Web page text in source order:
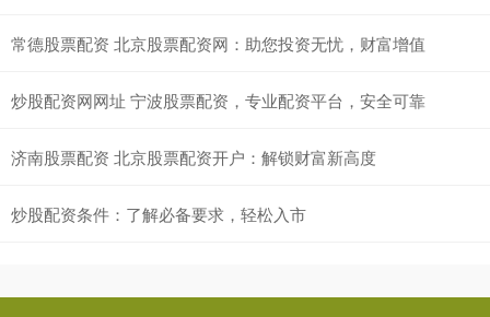
常德股票配资 北京股票配资网：助您投资无忧，财富增值
炒股配资网网址 宁波股票配资，专业配资平台，安全可靠
济南股票配资 北京股票配资开户：解锁财富新高度
炒股配资条件：了解必备要求，轻松入市